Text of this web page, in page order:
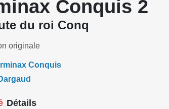
Genres MangaConquis 2
du roi Conq
originale
Conquis
Détails